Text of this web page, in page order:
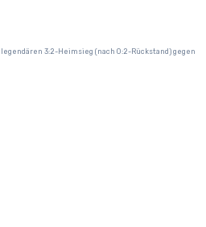
3:2-Heimsieg (nach 0:2-Rückstand) gegen